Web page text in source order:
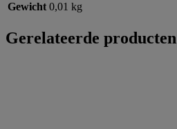
Gewicht 0,01 kg
Gerelateerde producten